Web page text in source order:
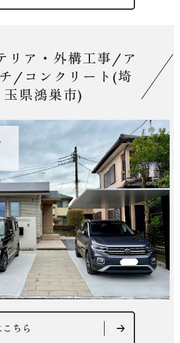
リア・外構工事/ア
/コンクリート(埼
玉県鴻巣市)
ちら